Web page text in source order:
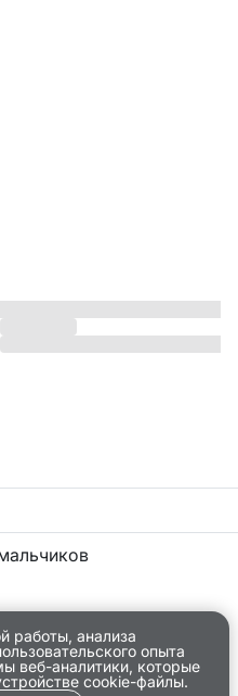
работы, анализа
опыта
веб-аналитики, которые
cookie-файлы.